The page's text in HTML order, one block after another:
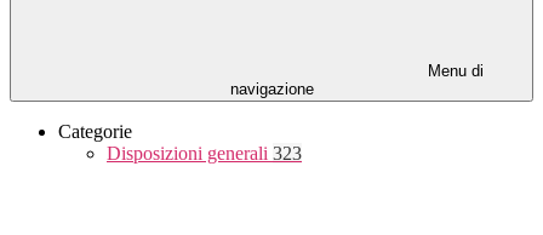
Menu di
navigazione
Categorie
Disposizioni generali 323